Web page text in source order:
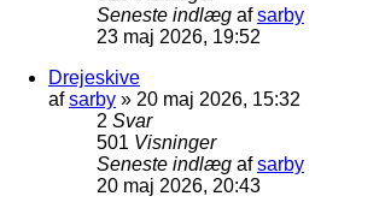
Seneste indlæg afsarby
23 maj 2026, 19:52
Drejeskive
afsarby » 20 maj 2026, 15:32
2 Svar
501 Visninger
Seneste indlæg afsarby
20 maj 2026, 20:43